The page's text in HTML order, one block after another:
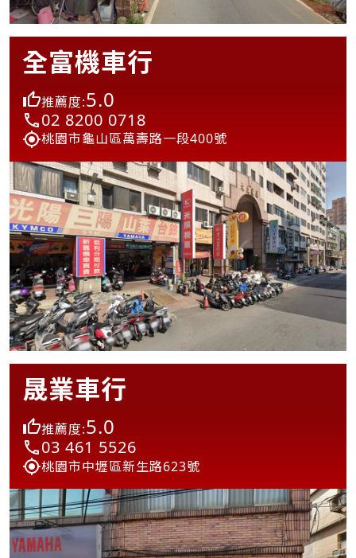
全富機車行
推薦度:5.0
02 8200 0718
桃園市龜山區萬壽路一段400號
晟業車行
推薦度:5.0
03 461 5526
桃園市中壢區新生路623號